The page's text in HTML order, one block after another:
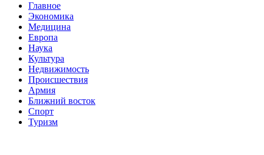
Главное
Экономика
Медицина
Европа
Наука
Культура
Недвижимость
Происшествия
Армия
Ближний восток
Спорт
Туризм